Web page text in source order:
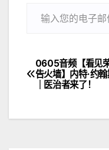
文
章
导
0605音频【看见
告火墙】内特·约
｜医治者来了！